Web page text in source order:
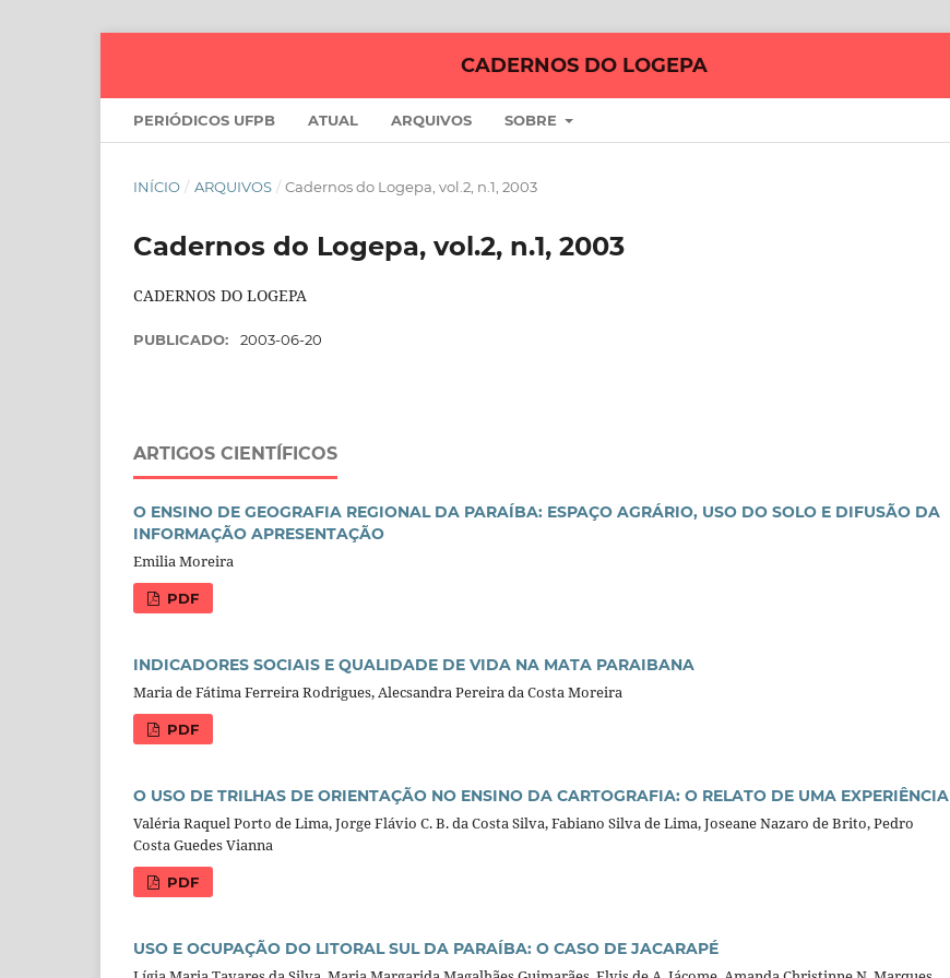
CADERNOS DO LOGEPA
PERIÓDICOS UFPB ATUAL ARQUIVOS SOBRE
INÍCIO / ARQUIVOS / Cadernos do Logepa, vol.2, n.1, 2003
Cadernos do Logepa, vol.2, n.1, 2003
CADERNOS DO LOGEPA
PUBLICADO: 2003-06-20
ARTIGOS CIENTÍFICOS
O ENSINO DE GEOGRAFIA REGIONAL DA PARAÍBA: ESPAÇO AGRÁRIO, USO DO SOLO E DIFUSÃO DA
INFORMAÇÃO APRESENTAÇÃO
Emilia Moreira
PDF
INDICADORES SOCIAIS E QUALIDADE DE VIDA NA MATA PARAIBANA
Maria de Fátima Ferreira Rodrigues, Alecsandra Pereira da Costa Moreira
PDF
O USO DE TRILHAS DE ORIENTAÇÃO NO ENSINO DA CARTOGRAFIA: O RELATO DE UMA EXPERIÊNCIA
Valéria Raquel Porto de Lima, Jorge Flávio C. B. da Costa Silva, Fabiano Silva de Lima, Joseane Nazaro de Brito, Pedro
Costa Guedes Vianna
PDF
USO E OCUPAÇÃO DO LITORAL SUL DA PARAÍBA: O CASO DE JACARAPÉ